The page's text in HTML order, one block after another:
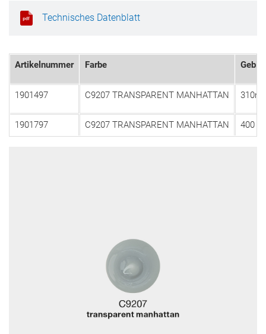
Technisches Datenblatt
Artikelnummer Farbe
1901497 C9207 TRANSPARENT MANHATTAN 310ml
1901797 C9207 TRANSPARENT MANHATTAN 400 ml